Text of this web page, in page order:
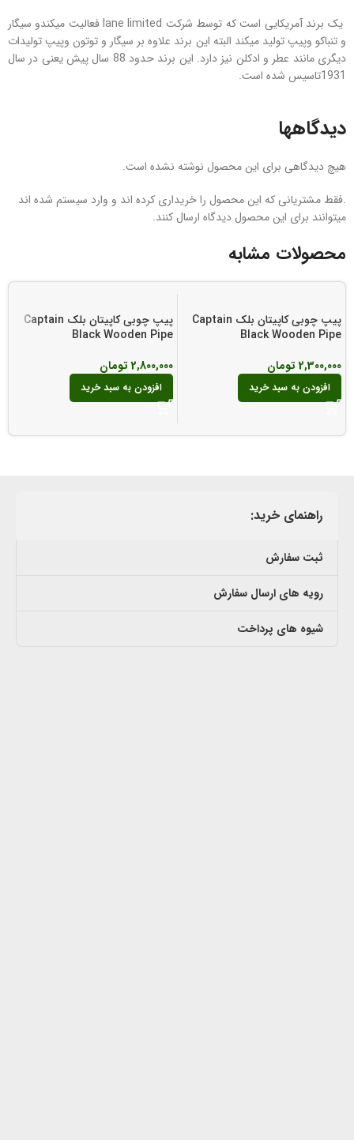
یک برند آمریکایی است که توسط شرکت lane limited فعالیت میکندو سیگار
و تنباکو وپیپ تولید میکند البته این برند علاوه بر سیگار و توتون وپیپ تولیدات
دیگری مانند عطر و ادکلن نیز دارد. این برند حدود 88 سال پیش یعنی در سال
1931تاسیس شده است.
دیدگاهها
هیچ دیدگاهی برای این محصول نوشته نشده است.
.فقط مشتریانی که این محصول را خریداری کرده اند و وارد سیستم شده اند
میتوانند برای این محصول دیدگاه ارسال کنند.
محصولات مشابه
پیپ چوبی کاپیتان بلک Captain
Black Wooden Pipe
2,300,000 تومان
افزودن به سبد خرید
پیپ چوبی کاپیتان بلک Captain
Black Wooden Pipe
2,800,000 تومان
افزودن به سبد خرید
راهنمای خرید:
ثبت سفارش
رویه های ارسال سفارش
شیوه های پرداخت